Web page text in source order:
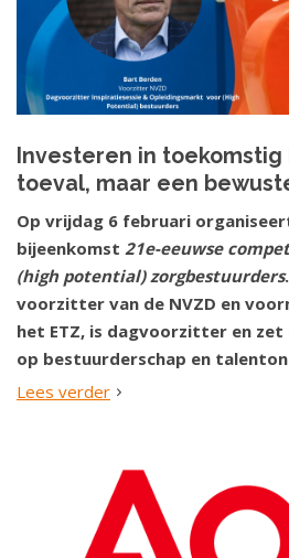
Investeren in
toeval, maar een
Op vrijdag 6 februari
bijeenkomst 21e-eeuwse
(high potential) zorgbestuurders
voorzitter van de NVZD en
het ETZ, is dagvoorzitter en
op bestuurderschap en
Lees verder